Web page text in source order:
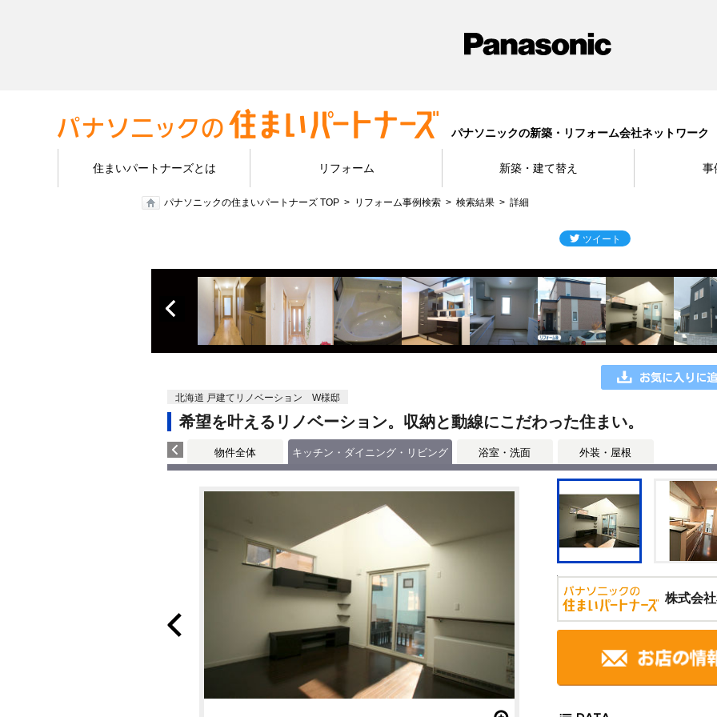
パナソニックの新築・リフォーム会社ネットワーク
住まいパートナーズとは リフォーム 新築・建て替え 事
パナソニックの住まいパートナーズ TOP リフォーム事例検索 検索結果 詳細
北海道 戸建てリノベーション W様邸
希望を叶えるリノベーション。収納と動線にこだわった住まい。
物件全体 キッチン・ダイニング・リビング 浴室・洗面 外装・屋根
株式会